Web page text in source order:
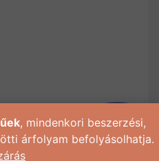
, mindenkori beszerzési,
árfolyam befolyásolhatja.